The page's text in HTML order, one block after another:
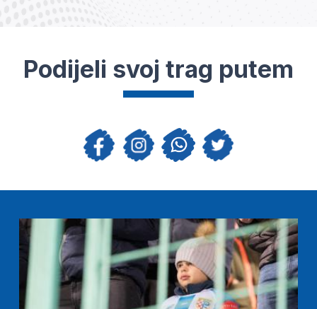
Podijeli svoj trag putem